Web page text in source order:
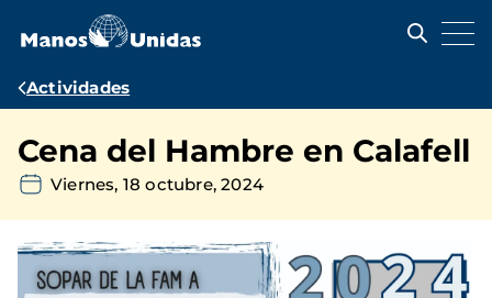
contenido
Ruta
navegación
Actividades
Cena del Hambre en Calafell
Viernes, 18 octubre, 2024